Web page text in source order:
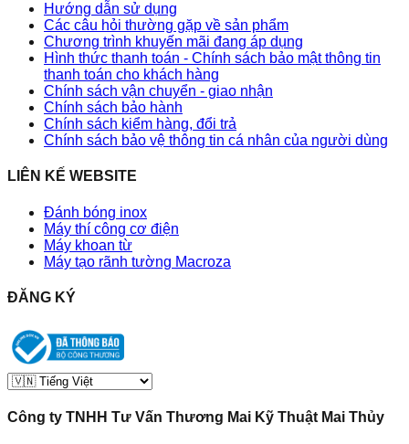
Hướng dẫn sử dụng
Các câu hỏi thường gặp về sản phẩm
Chương trình khuyến mãi đang áp dụng
Hình thức thanh toán - Chính sách bảo mật thông tin
thanh toán cho khách hàng
Chính sách vận chuyển - giao nhận
Chính sách bảo hành
Chính sách kiểm hàng, đổi trả
Chính sách bảo vệ thông tin cá nhân của người dùng
LIÊN KẾ WEBSITE
Đánh bóng inox
Máy thí công cơ điện
Máy khoan từ
Máy tạo rãnh tường Macroza
ĐĂNG KÝ
Công ty TNHH Tư Vấn Thương Mai Kỹ Thuật Mai Thủy